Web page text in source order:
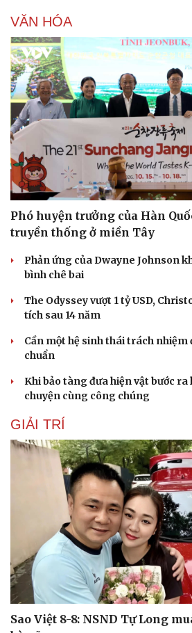
Văn hóa
Sân khấu - Điện ảnh
Âm nhạc
Di sản
Giải
Sao
VĂN HÓA
Phó huyện trưởng của Hàn
truyền thống ở miền Tây
Phản ứng của Dwayne Johnson
bình chê bai
The Odyssey vượt 1 tỷ USD,
tích sau 14 năm
Cần một hệ sinh thái trách nhiệm
chuẩn
Khi bảo tàng đưa hiện vật bước
chuyện cùng công chúng
GIẢI TRÍ
Sao Việt 8-8: NSND Tự Long